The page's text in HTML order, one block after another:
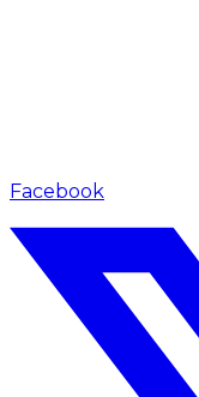
Facebook